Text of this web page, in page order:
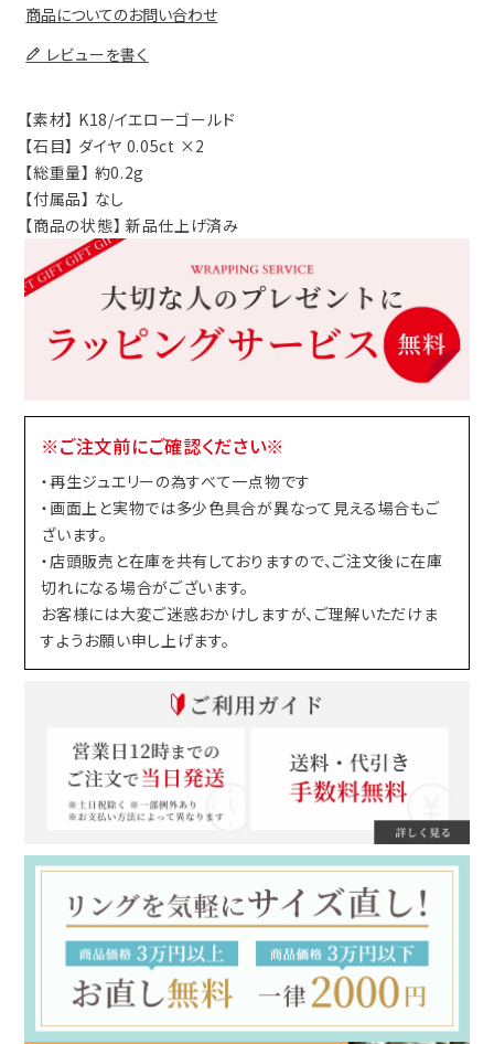
商品についてのお問い合わせ
レビューを書く
【素材】 K18/イエローゴールド
【石目】 ダイヤ 0.05ct ×2
【総重量】 約0.2g
【付属品】 なし
【商品の状態】 新品仕上げ済み
※ご注文前にご確認ください※
・再生ジュエリーの為すべて一点物です
・画面上と実物では多少色具合が異なって見える場合もご
ざいます。
・店頭販売と在庫を共有しておりますので、ご注文後に在庫
切れになる場合がございます。
お客様には大変ご迷惑おかけしますが、ご理解いただけま
すようお願い申し上げます。